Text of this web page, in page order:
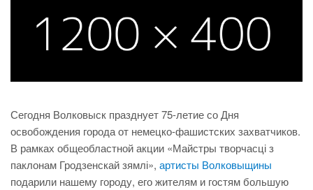
Сегодня Волковыск празднует 75-летие со Дня
освобождения города от немецко-фашистских захватчиков.
В рамках общеобластной акции «Майстры творчасці з
паклонам Гродзенскай зямлі», артисты Волковыщины
подарили нашему городу, его жителям и гостям большую